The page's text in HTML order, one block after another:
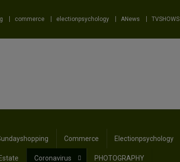
commerce electionpsychology ANews TVSHOWS
Commerce Electionpsychology
Coronavirus PHOTOGRAPHY